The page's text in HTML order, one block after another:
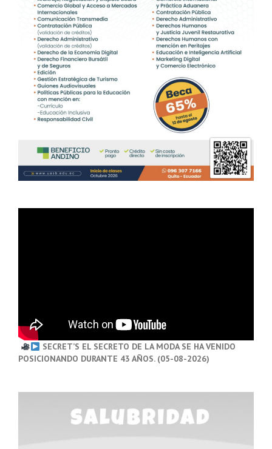
SECRET’S EL SECRETO DE LA MODA SE HA VENIDO
POSICIONANDO DURANTE 43 AÑOS. (05-08-2026)